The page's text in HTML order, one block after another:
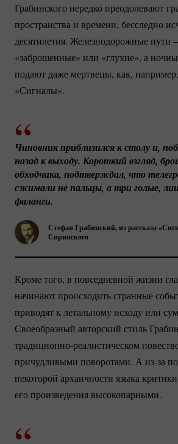
Грабинского нередко преодолевают
пространства и времени, бесследно
десятилетия. Железнодорожные пути
«заброшенные» или «глухие», а
подают даже мертвецы, как, например,
«Сигналы».
Стефан Грабинский, из рассказа
Спринского
Чиновник приблизился к столу и,
назад к выходу. Короткий взгляд,
обходчика, подтверждал, что
сжимали не пальцы, а три голые,
фаланги.
Кроме того, в повседневной жизни
начинают происходить странные
приводят к летальному исходу или
Своеобразный авторский стиль
традиционно-реалистическом
причудливыми поворотами. А из-за
некоторой архаичности языка
его произведения высокопарными.